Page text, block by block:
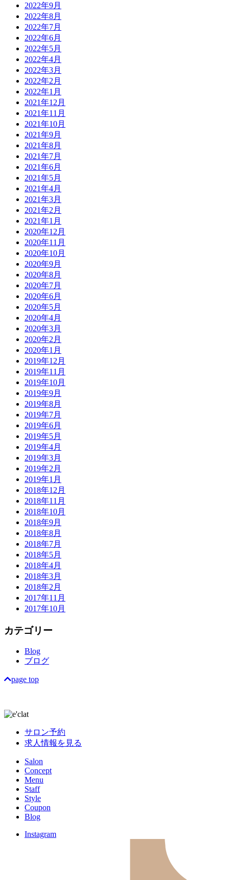
2022年9月
2022年8月
2022年7月
2022年6月
2022年5月
2022年4月
2022年3月
2022年2月
2022年1月
2021年12月
2021年11月
2021年10月
2021年9月
2021年8月
2021年7月
2021年6月
2021年5月
2021年4月
2021年3月
2021年2月
2021年1月
2020年12月
2020年11月
2020年10月
2020年9月
2020年8月
2020年7月
2020年6月
2020年5月
2020年4月
2020年3月
2020年2月
2020年1月
2019年12月
2019年11月
2019年10月
2019年9月
2019年8月
2019年7月
2019年6月
2019年5月
2019年4月
2019年3月
2019年2月
2019年1月
2018年12月
2018年11月
2018年10月
2018年9月
2018年8月
2018年7月
2018年5月
2018年4月
2018年3月
2018年2月
2017年11月
2017年10月
カテゴリー
Blog
ブログ
page top
サロン予約
求人情報を見る
Salon
Concept
Menu
Staff
Style
Coupon
Blog
Instagram